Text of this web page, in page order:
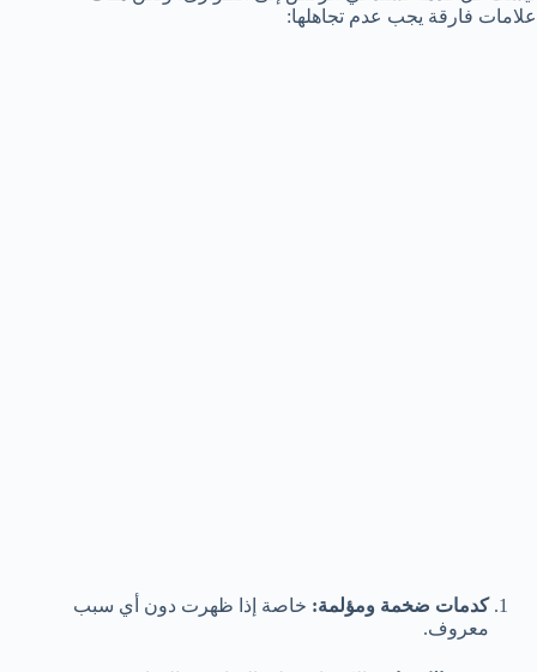
علامات فارقة يجب عدم تجاهلها:
كدمات ضخمة ومؤلمة: خاصة إذا ظهرت دون أي سبب
معروف.